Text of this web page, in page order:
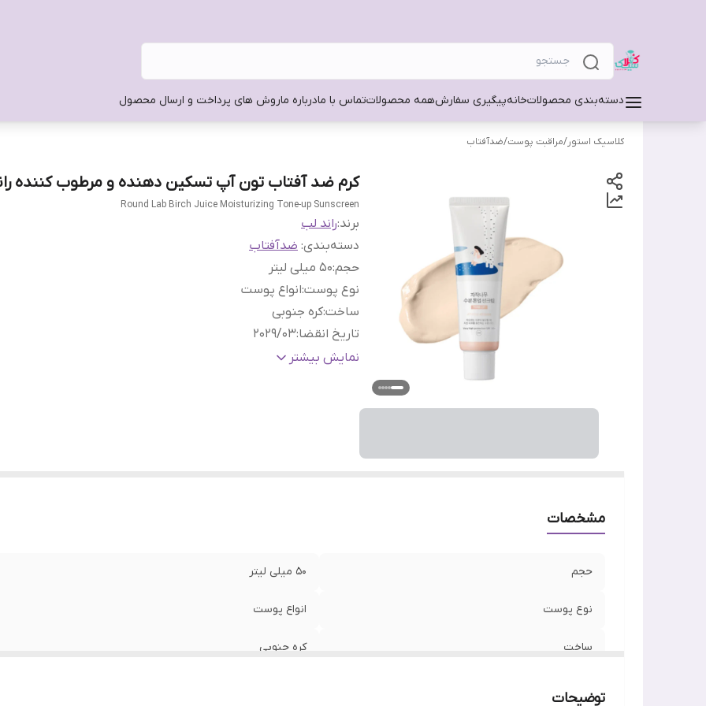
دسته‌بندی محصولاتخانهپیگیری سفارشهمه محصولاتتماس با مادرباره ماروش های پرداخت و ارسال محصول
کلاسیک استور/مراقبت پوست/ضدآفتاب
کرم ضد آفتاب تون آپ تسکین دهنده و مرطوب کننده
Round Lab Birch Juice Moisturizing Tone-up Sunscreen
برند:راند لب
دسته‌بندی: ضدآفتاب
حجم:50 میلی لیتر
نوع پوست:انواع پوست
ساخت:کره جنوبی
تاریخ انقضا:
2029/03
جنسیت:زنانه، مردانهنمایش بیشتر
مشخصات
حجم 50 میلی لیتر
نوع پوست انواع پوست
ساخت کره جنوبی
توضیحات